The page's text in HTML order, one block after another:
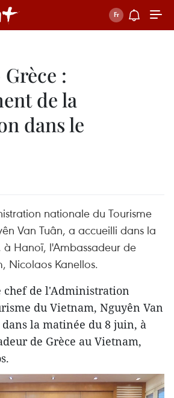
:
de la
dans le
nationale du Tourisme
Van Tuân, a accueilli dans la
Hanoï, l'Ambassadeur de
Nicolaos Kanellos.
chef de l'Administration
du Vietnam, Nguyên Van
la matinée du 8 juin, à
de Grèce au Vietnam,